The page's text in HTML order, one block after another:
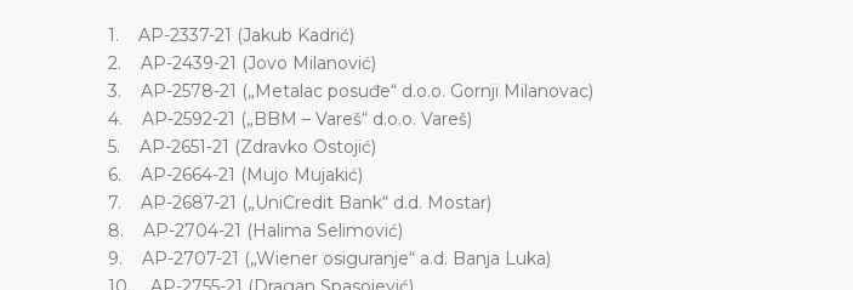
1. AP-2337-21 (Jakub Kadrić)
2. AP-2439-21 (Jovo Milanović)
3. AP-2578-21 („Metalac posuđe“ d.o.o. Gornji Milanovac)
4. AP-2592-21 („BBM – Vareš“ d.o.o. Vareš)
5. AP-2651-21 (Zdravko Ostojić)
6. AP-2664-21 (Mujo Mujakić)
7. AP-2687-21 („UniCredit Bank“ d.d. Mostar)
8. AP-2704-21 (Halima Selimović)
9. AP-2707-21 („Wiener osiguranje“ a.d. Banja Luka)